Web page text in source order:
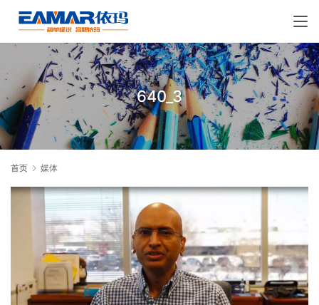
640_3
首页 媒体